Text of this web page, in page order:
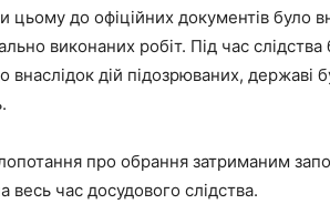
цьому до офіційних документів було
виконаних робіт. Під час
внаслідок дій підозрюваних, державі
про обрання затриманим
весь час досудового слідства.